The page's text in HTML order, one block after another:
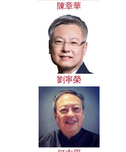
陳章華
劉寧榮